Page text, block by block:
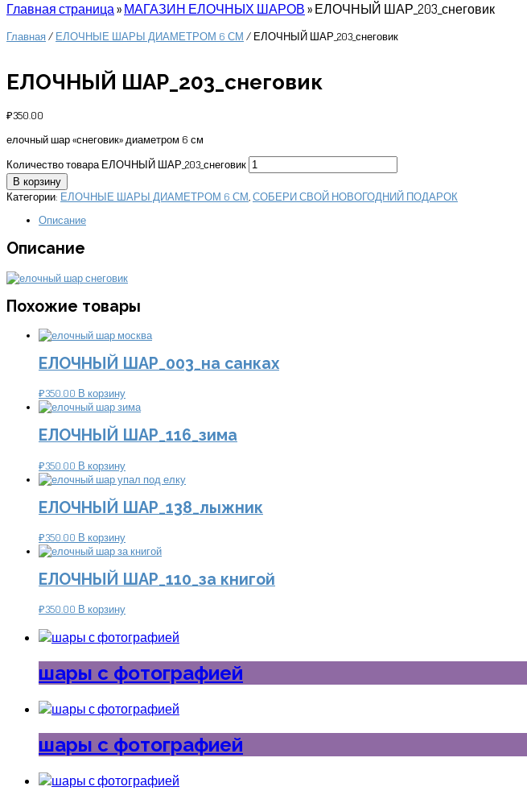
Главная страница» МАГАЗИН ЕЛОЧНЫХ ШАРОВ » ЕЛОЧНЫЙ ШАР_203_снеговик
Главная/ ЕЛОЧНЫЕ ШАРЫ ДИАМЕТРОМ 6 СМ / ЕЛОЧНЫЙ ШАР_203_снеговик
ЕЛОЧНЫЙ ШАР_203_снеговик
₽350.00
елочный шар «снеговик» диаметром 6 см
Количество товара ЕЛОЧНЫЙ ШАР_203_снеговик
В корзину
Категории: ЕЛОЧНЫЕ ШАРЫ ДИАМЕТРОМ 6 СМ,СОБЕРИ СВОЙ НОВОГОДНИЙ ПОДАРОК
Описание
Описание
Похожие товары
ЕЛОЧНЫЙ ШАР_003_на санках
₽350.00 В корзину
ЕЛОЧНЫЙ ШАР_116_зима
₽350.00 В корзину
ЕЛОЧНЫЙ ШАР_138_лыжник
₽350.00 В корзину
ЕЛОЧНЫЙ ШАР_110_за книгой
₽350.00 В корзину
шары с фотографией
шары с фотографией